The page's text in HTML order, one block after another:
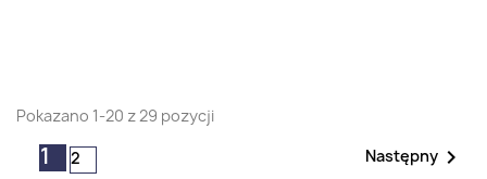
Pokazano 1-20 z 29 pozycji
1 2 Następny 